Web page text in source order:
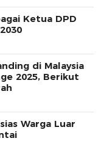
Ketua DPD
di Malaysia
2025, Berikut
Warga Luar